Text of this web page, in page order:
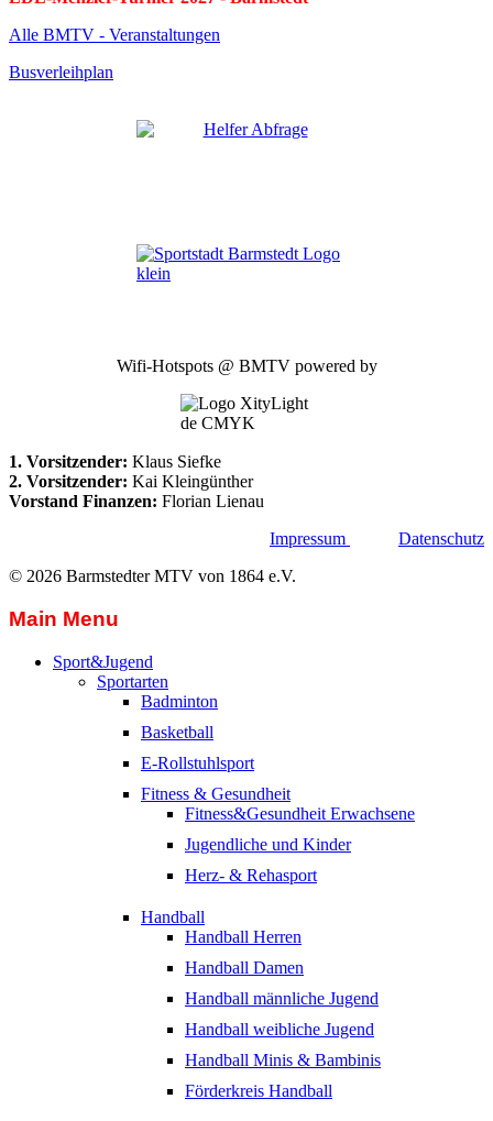
Alle BMTV - Veranstaltungen
Busverleihplan
Wifi-Hotspots @ BMTV powered by
1. Vorsitzender: Klaus Siefke
2. Vorsitzender: Kai Kleingünther
Vorstand Finanzen: Florian Lienau
Impressum
Datenschutz
© 2026 Barmstedter MTV von 1864 e.V.
Main Menu
Sport&Jugend
Sportarten
Badminton
Basketball
E-Rollstuhlsport
Fitness & Gesundheit
Fitness&Gesundheit Erwachsene
Jugendliche und Kinder
Herz- & Rehasport
Handball
Handball Herren
Handball Damen
Handball männliche Jugend
Handball weibliche Jugend
Handball Minis & Bambinis
Förderkreis Handball